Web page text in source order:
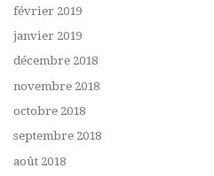
février 2019
janvier 2019
décembre 2018
novembre 2018
octobre 2018
septembre 2018
août 2018